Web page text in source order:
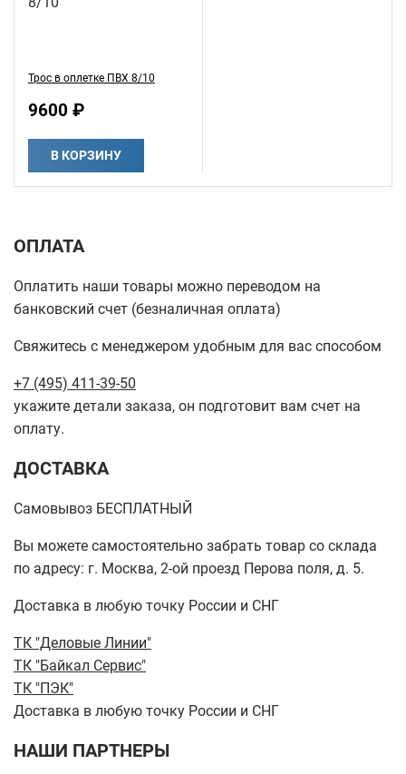
Трос в оплетке ПВХ 8/10
9600 ₽
В КОРЗИНУ
ОПЛАТА
Оплатить наши товары можно переводом на
банковский счет (безналичная оплата)
Свяжитесь с менеджером удобным для вас способом
+7 (495) 411-39-50
укажите детали заказа, он подготовит вам счет на
оплату.
ДОСТАВКА
Самовывоз БЕСПЛАТНЫЙ
Вы можете самостоятельно забрать товар со склада
по адресу: г. Москва, 2-ой проезд Перова поля, д. 5.
Доставка в любую точку России и СНГ
ТК "Деловые Линии"
ТК "Байкал Сервис"
ТК "ПЭК"
Доставка в любую точку России и СНГ
НАШИ ПАРТНЕРЫ